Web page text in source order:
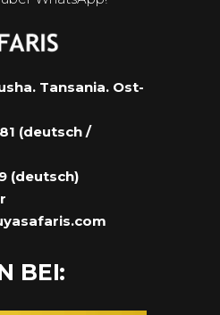
Tansania. Ost-
(deutsch /
(deutsch)
BEI: